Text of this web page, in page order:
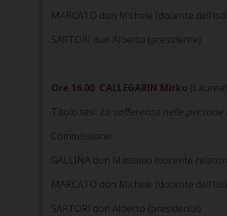
MARCATO don Michele (docente
SARTORI don Alberto (presidente)
Ore 16.00 CALLEGARIN Mirko (Laurea)
Titolo tesi: La sofferenza nelle
Commissione:
GALLINA don Massimo (docente
MARCATO don Michele (docente
SARTORI don Alberto (presidente)